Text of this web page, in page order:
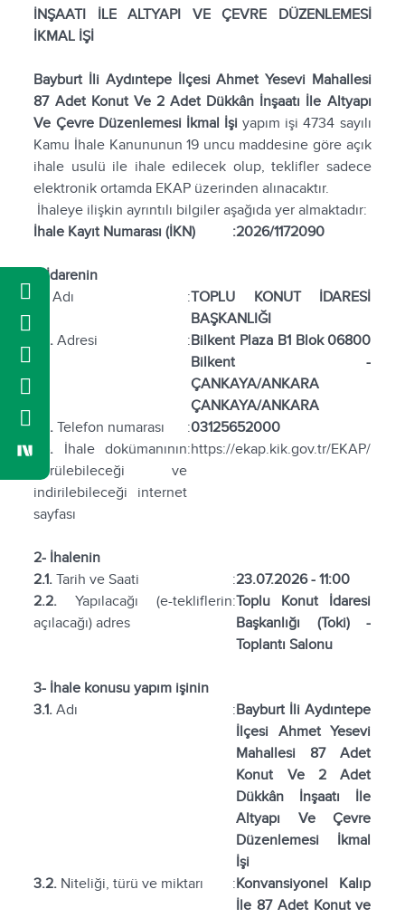
İNŞAATI İLE ALTYAPI VE ÇEVRE DÜZENLEMESİ
İKMAL İŞİ
Bayburt İli Aydıntepe İlçesi Ahmet Yesevi Mahallesi
87 Adet Konut Ve 2 Adet Dükkân İnşaatı İle Altyapı
Ve Çevre Düzenlemesi İkmal İşi yapım işi 4734 sayılı
Kamu İhale Kanununun 19 uncu maddesine göre açık
ihale usulü ile ihale edilecek olup, teklifler sadece
elektronik ortamda EKAP üzerinden alınacaktır.
İhaleye ilişkin ayrıntılı bilgiler aşağıda yer almaktadır:
İhale Kayıt Numarası (İKN)
:2026/1172090
1- İdarenin
Adı :TOPLU KONUT İDARESİ
BAŞKANLIĞI
1.2. Adresi :Bilkent Plaza B1 Blok 06800
Bilkent -
ÇANKAYA/ANKARA
ÇANKAYA/ANKARA
1.3. Telefon numarası :03125652000
1.4. İhale dokümanının
görülebileceği ve
indirilebileceği internet
sayfası
:https://ekap.kik.gov.tr/EKAP/
2- İhalenin
2.1. Tarih ve Saati :23.07.2026 - 11:00
2.2. Yapılacağı (e-tekliflerin
açılacağı) adres
:Toplu Konut İdaresi
Başkanlığı (Toki) -
Toplantı Salonu
3- İhale konusu yapım işinin
3.1. Adı :Bayburt İli Aydıntepe
İlçesi Ahmet Yesevi
Mahallesi 87 Adet
Konut Ve 2 Adet
Dükkân İnşaatı İle
Altyapı Ve Çevre
Düzenlemesi İkmal
İşi
3.2. Niteliği, türü ve miktarı :Konvansiyonel Kalıp
İle 87 Adet Konut ve